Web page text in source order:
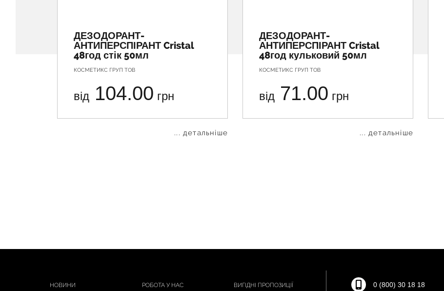
ДЕЗОДОРАНТ-
АНТИПЕРСПІРАНТ Cristal
48год стік 50мл
КОСМЕТИКС ГРУП ТОВ
від 104.00 грн
... детальніше
ДЕЗОДОРАНТ-
АНТИПЕРСПІРАНТ Cristal
48год кульковий 50мл
КОСМЕТИКС ГРУП ТОВ
від 71.00 грн
... детальніше
НОВИНИ РОБОТА У НАС ВИГІДНІ ПРОПОЗИЦІЇ 0 (800) 30 18 18